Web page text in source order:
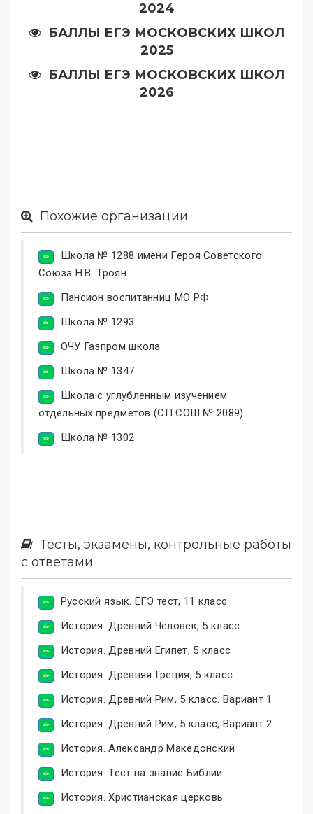
2024
БАЛЛЫ ЕГЭ МОСКОВСКИХ ШКОЛ
2025
БАЛЛЫ ЕГЭ МОСКОВСКИХ ШКОЛ
2026
Похожие организации
Школа № 1288 имени Героя Советского
Союза Н.В. Троян
Пансион воспитанниц МО РФ
Школа № 1293
ОЧУ Газпром школа
Школа № 1347
Школа с углубленным изучением
отдельных предметов (СП СОШ № 2089)
Школа № 1302
Тесты, экзамены, контрольные работы
с ответами
Русский язык. ЕГЭ тест, 11 класс
История. Древний Человек, 5 класс
История. Древний Египет, 5 класс
История. Древняя Греция, 5 класс
История. Древний Рим, 5 класс. Вариант 1
История. Древний Рим, 5 класс, Вариант 2
История. Александр Македонский
История. Тест на знание Библии
История. Христианская церковь